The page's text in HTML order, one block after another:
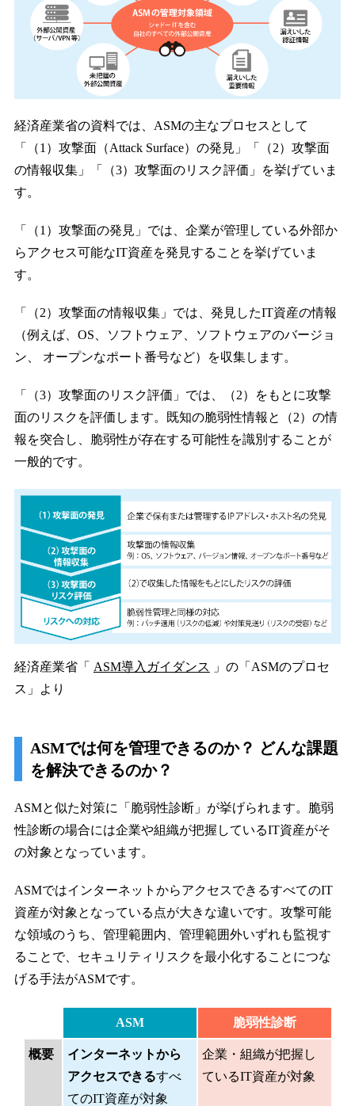
経済産業省の資料では、ASMの主なプロセスとして
「（1）攻撃面（Attack Surface）の発見」「（2）攻撃⾯
の情報収集」「（3）攻撃⾯のリスク評価」を挙げていま
す。
「（1）攻撃面の発見」では、企業が管理している外部か
らアクセス可能なIT資産を発見することを挙げていま
す。
「（2）攻撃面の情報収集」では、発⾒したIT資産の情報
（例えば、OS、ソフトウェア、ソフトウェアのバージョ
ン、 オープンなポート番号など）を収集します。
「（3）攻撃面のリスク評価」では、（2）をもとに攻撃
⾯のリスクを評価します。既知の脆弱性情報と（2）の情
報を突合し、脆弱性が存在する可能性を識別することが
一般的です。
経済産業省「 ASM導⼊ガイダンス
」の「ASMのプロセ
ス」より
ASMでは何を管理できるのか？ どんな課題
を解決できるのか？
ASMと似た対策に「脆弱性診断」が挙げられます。脆弱
性診断の場合には企業や組織が把握しているIT資産がそ
の対象となっています。
ASMではインターネットからアクセスできるすべてのIT
資産が対象となっている点が大きな違いです。攻撃可能
な領域のうち、管理範囲内、管理範囲外いずれも監視す
ることで、セキュリティリスクを最小化することにつな
げる手法がASMです。
ASM 脆弱性診断
概要
インターネットから
アクセスできるすべ
てのIT資産が対象
企業・組織が把握し
ているIT資産が対象